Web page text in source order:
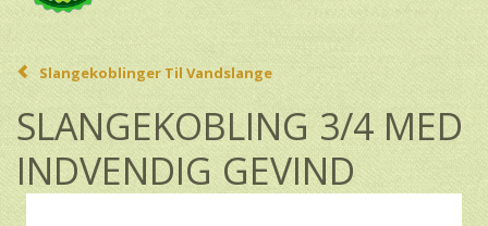
Slangekoblinger Til Vandslange
SLANGEKOBLING 3/4 MED
INDVENDIG GEVIND